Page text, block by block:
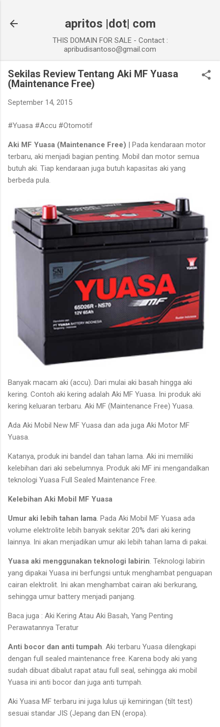
apritos |dot| com
THIS DOMAIN FOR SALE - Contact :
apribudisantoso@gmail.com
Sekilas Review Tentang Aki MF Yuasa
(Maintenance Free)
September 14, 2015
#Yuasa #Accu #Otomotif
Aki MF Yuasa (Maintenance Free) | Pada kendaraan motor
terbaru, aki menjadi bagian penting. Mobil dan motor semua
butuh aki. Tiap kendaraan juga butuh kapasitas aki yang
berbeda pula.
Banyak macam aki (accu). Dari mulai aki basah hingga aki
kering. Contoh aki kering adalah Aki MF Yuasa. Ini produk aki
kering keluaran terbaru. Aki MF (Maintenance Free) Yuasa.
Ada Aki Mobil New MF Yuasa dan ada juga Aki Motor MF
Yuasa.
Katanya, produk ini bandel dan tahan lama. Aki ini memiliki
kelebihan dari aki sebelumnya. Produk aki MF ini mengandalkan
teknologi Yuasa Full Sealed Maintenance Free.
Kelebihan Aki Mobil MF Yuasa
Umur aki lebih tahan lama. Pada Aki Mobil MF Yuasa ada
volume elektrolite lebih banyak sekitar 20% dari aki kering
lainnya. Ini akan menjadikan umur aki lebih tahan lama di pakai.
Yuasa aki menggunakan teknologi labirin. Teknologi labirin
yang dipakai Yuasa ini berfungsi untuk menghambat penguapan
cairan elektrolit. Ini akan menghambat cairan aki berkurang,
sehingga umur battery menjadi panjang.
Baca juga : Aki Kering Atau Aki Basah, Yang Penting
Perawatannya Teratur
Anti bocor dan anti tumpah. Aki terbaru Yuasa dilengkapi
dengan full sealed maintenance free. Karena body aki yang
sudah dibuat dibalut rapat atau full seal, sehingga aki mobil
Yuasa ini anti bocor dan juga anti tumpah.
Aki Yuasa MF terbaru ini juga lulus uji kemiringan (tilt test)
sesuai standar JIS (Jepang dan EN (eropa).